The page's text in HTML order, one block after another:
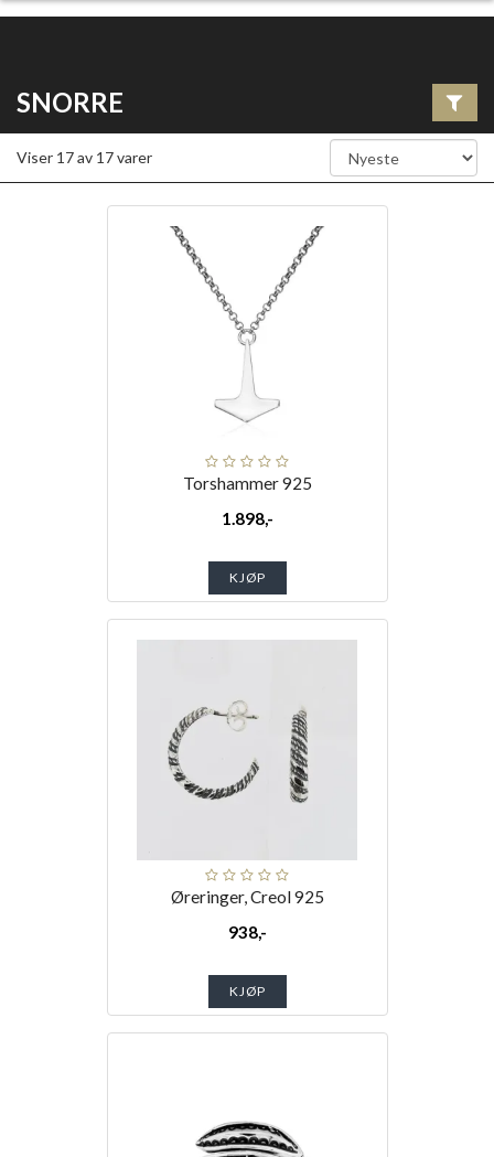
SNORRE
Viser 17av 17varer
Torshammer 925
1.898,-
KJØP
Øreringer, Creol 925
938,-
KJØP